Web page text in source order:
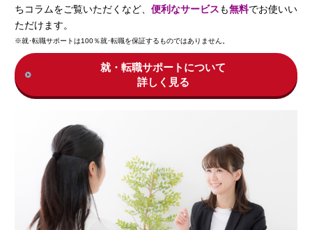
ちコラムをご覧いただくなど、 便利なサービスも無料でお使いい
ただけます。
※就･転職サポートは100％就･転職を保証するものではありません。
就・転職サポートについて
詳しく⾒る